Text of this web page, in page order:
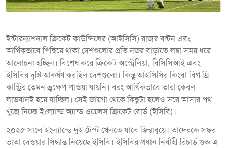
ইন্টারন্যাশনাল ক্রিকেট কাউন্সিলের (আইসিসি) রাজস্ব বন্টন এবং
আর্থিকভাবে পিছিয়ে থাকা দেশগুলোর প্রতি নজর বাড়াতে লম্বা সময় ধরে
আলোচনা হচ্ছিল। বিশেষ করে ক্রিকেট অস্ট্রেলিয়া, বিসিসিআই এবং
ইসিবির দৃষ্টি আকর্ষণ করছিল দেশগুলো। কিন্তু আইসিসির কিংবা বিগ থ্রি
কান্ট্রির তেমন ভ্রুক্ষেপ পাওয়া যায়নি। বরং আর্থিকভাবে তারা কেবল
লাভবানই হয়ে যাচ্ছিল। সেই জায়গা থেকে কিছুটা হলেও সরে আসার পথ
খুঁজে নিচ্ছে ইংল্যান্ড অ্যান্ড ওয়েলস ক্রিকেট বোর্ড (ইসিবি)।
২০২৫ সালে ইংল্যান্ডে দুই টেস্ট খেলতে যাবে জিম্বাবুয়ে। তাদেরকে সফর
ভাতা দেওয়ার সিদ্ধান্ত নিয়েছে ইসিবি। ইসিবির প্রধান নির্বাহী রিচার্ড গুল্ড এ